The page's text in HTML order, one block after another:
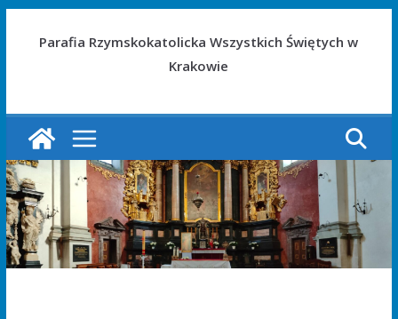
Parafia Rzymskokatolicka Wszystkich Świętych w
Krakowie